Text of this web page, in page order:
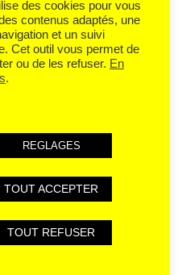
personnelles
des cookies pour vous
contenus adaptés, une
et un suivi
Cet outil vous permet de
ou de les refuser. En
.
REGLAGES
TOUT ACCEPTER
TOUT REFUSER